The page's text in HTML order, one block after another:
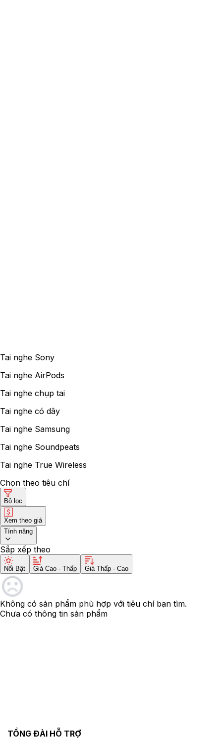
Tai nghe Sony
Tai nghe AirPods
Tai nghe chụp tai
Tai nghe có dây
Tai nghe Samsung
Tai nghe Soundpeats
Tai nghe True Wireless
Chọn theo tiêu chí
Bộ lọc
Xem theo giá
Tính năng
Sắp xếp theo
Nổi Bật Giá Cao - Thấp Giá Thấp - Cao
Không có sản phẩm phù hợp với tiêu chí bạn tìm.
Chưa có thông tin sản phẩm
TỔNG ĐÀI HỖ TRỢ